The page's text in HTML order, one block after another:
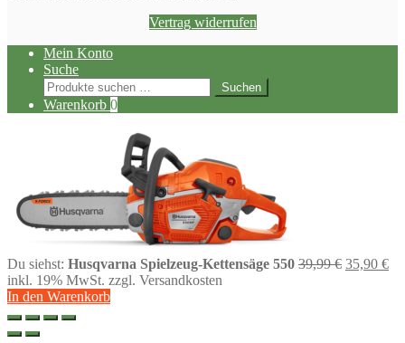
Vertrag widerrufen
Mein Konto
Suche
Suchen
nach:
Suchen
Warenkorb 0
Du siehst: Husqvarna Spielzeug-Kettensäge 550 39,99€ 35,90 €
inkl. 19% MwSt. zzgl. Versandkosten
In den Warenkorb